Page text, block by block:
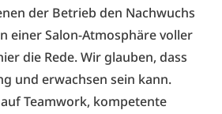
der Betrieb den Nachwuchs
einer Salon-Atmosphäre voller
die Rede. Wir glauben, dass
und erwachsen sein kann.
Teamwork, kompetente